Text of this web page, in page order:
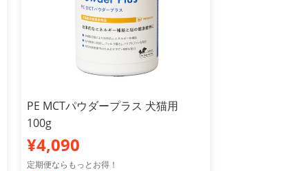
PE MCTパウダープラス 犬猫用
100g
¥4,090
定期便ならもっとお得！